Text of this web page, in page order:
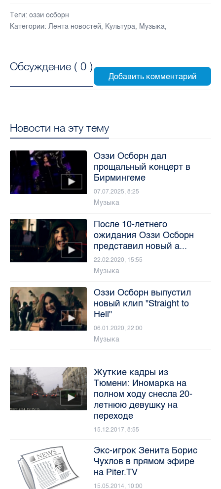
Теги: оззи осборн
Категории: Лента новостей, Культура, Музыка,
Обсуждение ( 0 )
Новости на эту тему
Оззи Осборн дал
прощальный концерт в
Бирмингеме
07.07.2025, 8:25
Музыка
После 10-летнего
ожидания Оззи Осборн
представил новый а...
22.02.2020, 15:55
Музыка
Оззи Осборн выпустил
новый клип "Straight to
Hell"
06.01.2020, 22:00
Музыка
Жуткие кадры из
Тюмени: Иномарка на
полном ходу снесла 20-
летнюю девушку на
переходе
15.12.2017, 8:55
Экс-игрок Зенита Борис
Чухлов в прямом эфире
на Piter.TV
15.05.2014, 10:00